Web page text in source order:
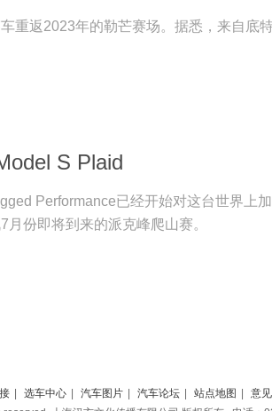
重返2023年的勒芒赛场。据悉，来自底
S Plaid
Performance已经开始对这台世界上
份即将到来的派克峰爬山赛。
选车中心 汽车图片 汽车论坛 站点地图 意